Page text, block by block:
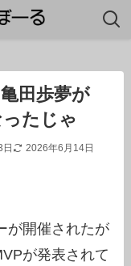
田歩夢が
たじゃ
2026年6月14日
が開催されたが
が発表されて